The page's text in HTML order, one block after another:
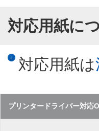
対応用紙に
対応用紙は
プリンタードライバー対応